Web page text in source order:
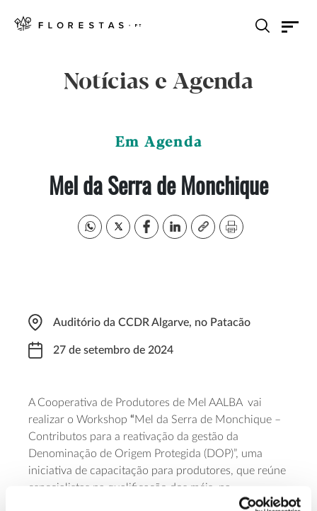
Notícias e Agenda
Em Agenda
Mel da Serra de Monchique
Auditório da CCDR Algarve, no Patacão
27 de setembro de 2024
A Cooperativa de Produtores de Mel AALBA vai
realizar o Workshop “Mel da Serra de Monchique –
Contributos para a reativação da gestão da
Denominação de Origem Protegida (DOP)”, uma
iniciativa de capacitação para produtores, que reúne
especialistas na qualificação dos méis, na
revitalização das Denominações de Origem